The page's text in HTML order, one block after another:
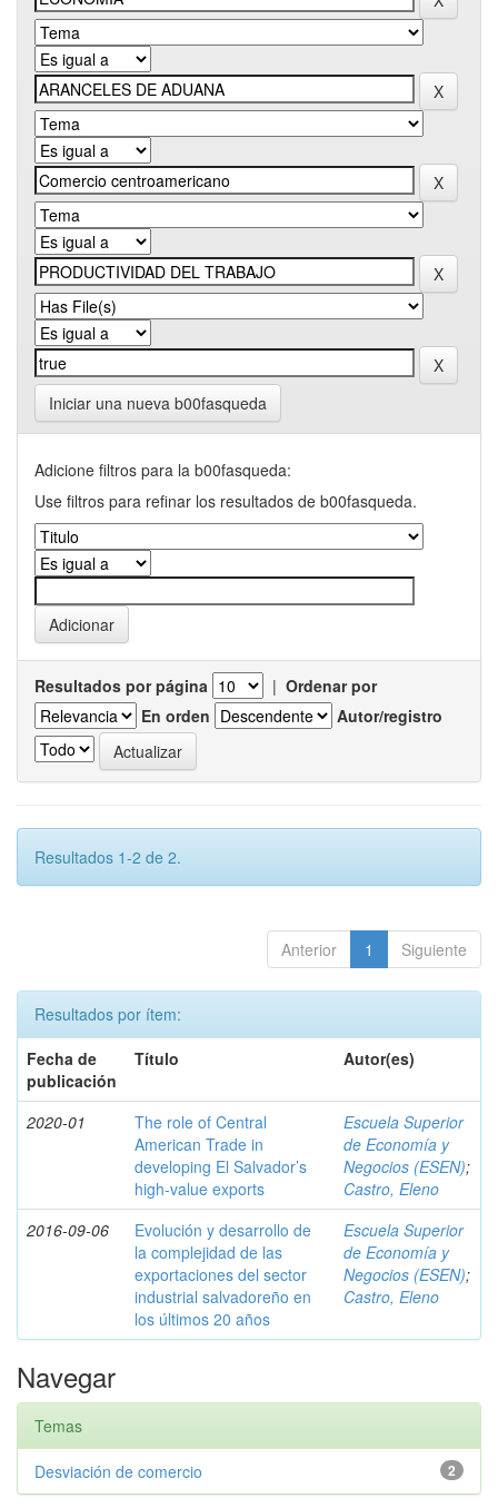
Iniciar una nueva b00fasqueda
Adicione filtros para la b00fasqueda:
Use filtros para refinar los resultados de b00fasqueda.
Resultados por página | Ordenar por
En orden
Autor/registro
Resultados 1-2 de 2.
Anterior 1 Siguiente
Resultados por ítem:
Fecha de
publicación
Título Autor(es)
2020-01
The role of Central
American Trade in
developing El Salvador’s
high-value exports
Escuela Superior
de Economía y
Negocios (ESEN);
Castro, Eleno
2016-09-06
Evolución y desarrollo de
la complejidad de las
exportaciones del sector
industrial salvadoreño en
los últimos 20 años
Escuela Superior
de Economía y
Negocios (ESEN);
Castro, Eleno
Navegar
Temas
2
Desviación de comercio